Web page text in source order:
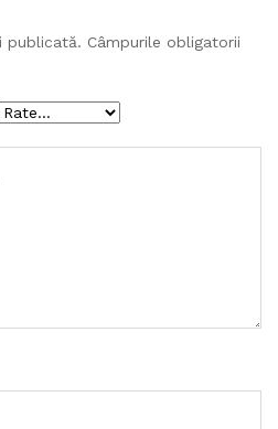
publicată. Câmpurile obligatorii